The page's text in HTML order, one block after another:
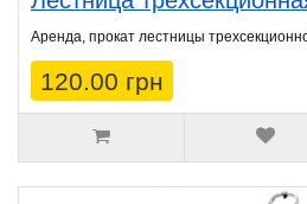
Аренда, прокат лестницы
120.00 грн